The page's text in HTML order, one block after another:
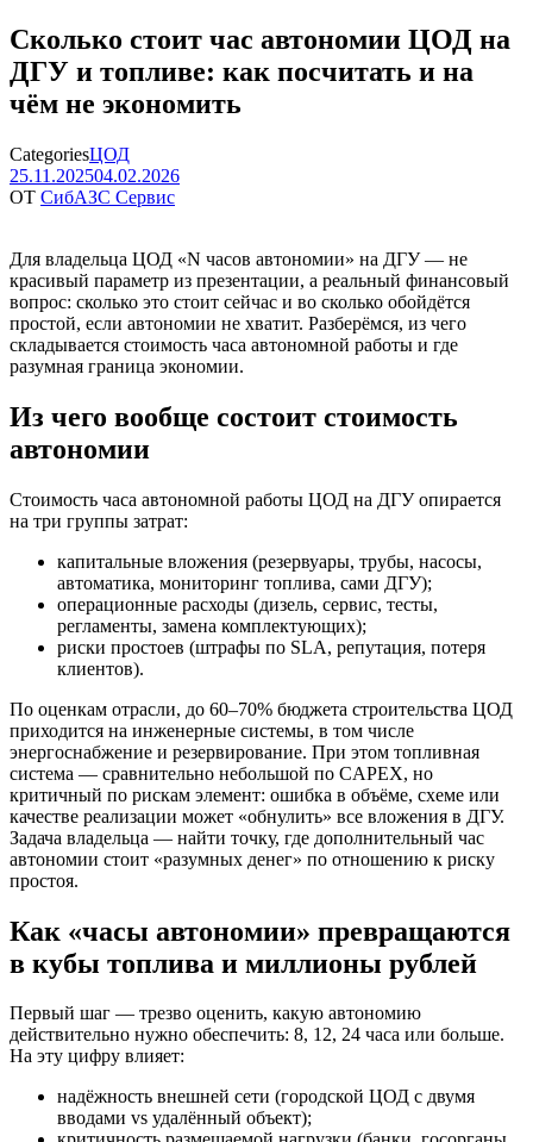
Сколько стоит час автономии ЦОД на
ДГУ и топливе: как посчитать и на
чём не экономить
CategoriesЦОД
25.11.202504.02.2026
ОТ СибАЗС Сервис
Для владельца ЦОД «N часов автономии» на ДГУ — не
красивый параметр из презентации, а реальный финансовый
вопрос: сколько это стоит сейчас и во сколько обойдётся
простой, если автономии не хватит. Разберёмся, из чего
складывается стоимость часа автономной работы и где
разумная граница экономии.
Из чего вообще состоит стоимость
автономии
Стоимость часа автономной работы ЦОД на ДГУ опирается
на три группы затрат:
капитальные вложения (резервуары, трубы, насосы,
автоматика, мониторинг топлива, сами ДГУ);
операционные расходы (дизель, сервис, тесты,
регламенты, замена комплектующих);
риски простоев (штрафы по SLA, репутация, потеря
клиентов).
По оценкам отрасли, до 60–70% бюджета строительства ЦОД
приходится на инженерные системы, в том числе
энергоснабжение и резервирование. При этом топливная
система — сравнительно небольшой по CAPEX, но
критичный по рискам элемент: ошибка в объёме, схеме или
качестве реализации может «обнулить» все вложения в ДГУ.
Задача владельца — найти точку, где дополнительный час
автономии стоит «разумных денег» по отношению к риску
простоя.
Как «часы автономии» превращаются
в кубы топлива и миллионы рублей
Первый шаг — трезво оценить, какую автономию
действительно нужно обеспечить: 8, 12, 24 часа или больше.
На эту цифру влияет:
надёжность внешней сети (городской ЦОД с двумя
вводами vs удалённый объект);